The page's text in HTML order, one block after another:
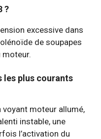
?
excessive dans
de soupapes
moteur.
les plus courants
moteur allumé,
instable, une
l’activation du